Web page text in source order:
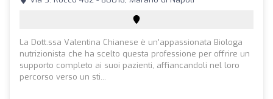
La Dott.ssa Valentina Chianese è un'appassionata Biologa
nutrizionista che ha scelto questa professione per offrire un
supporto completo ai suoi pazienti, affiancandoli nel loro
percorso verso un sti...